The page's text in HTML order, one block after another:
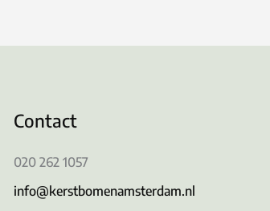
Contact
020 262 1057
info@kerstbomenamsterdam.nl